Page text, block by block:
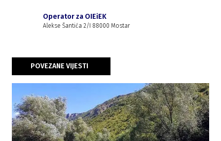
Operator za OIEiEK
Alekse Šantića 2/I 88000 Mostar
POVEZANE VIJESTI